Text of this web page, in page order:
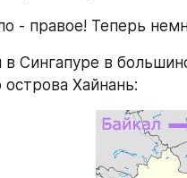
- правое! Теперь
Сингапуре в
острова Хайнань: